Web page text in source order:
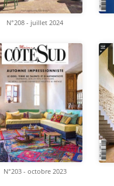
N°208 - juillet 2024
N°203 - octobre 2023